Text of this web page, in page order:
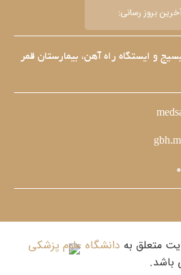
بروز رسانی:
و ایستگاه راه آهن، بیمارستان قمر
متعلق به دانشگاه علوم پزشکی
باشد.